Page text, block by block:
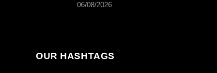
06/08/2026
OUR HASHTAGS